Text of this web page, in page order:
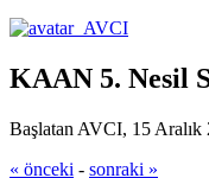
KAAN 5. Nesil
Başlatan AVCI, 15 Aralık
« önceki - sonraki »